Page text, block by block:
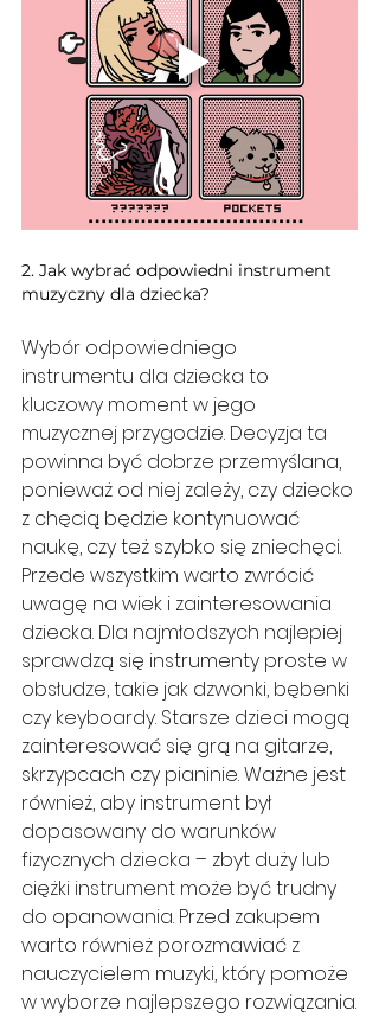
2. Jak wybrać odpowiedni instrument
muzyczny dla dziecka?
Wybór odpowiedniego
instrumentu dla dziecka to
kluczowy moment w jego
muzycznej przygodzie. Decyzja ta
powinna być dobrze przemyślana,
ponieważ od niej zależy, czy dziecko
z chęcią będzie kontynuować
naukę, czy też szybko się zniechęci.
Przede wszystkim warto zwrócić
uwagę na wiek i zainteresowania
dziecka. Dla najmłodszych najlepiej
sprawdzą się instrumenty proste w
obsłudze, takie jak dzwonki, bębenki
czy keyboardy. Starsze dzieci mogą
zainteresować się grą na gitarze,
skrzypcach czy pianinie. Ważne jest
również, aby instrument był
dopasowany do warunków
fizycznych dziecka – zbyt duży lub
ciężki instrument może być trudny
do opanowania. Przed zakupem
warto również porozmawiać z
nauczycielem muzyki, który pomoże
w wyborze najlepszego rozwiązania.